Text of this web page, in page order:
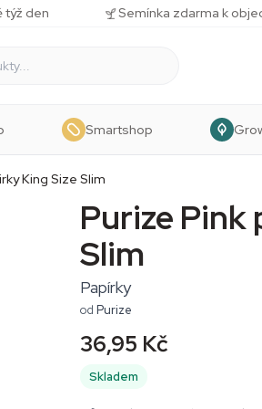
týž den Semínka zdarma k
Smartshop
King Size Slim
Purize Pink
Slim
Papírky
od Purize
36,95 Kč
Skladem